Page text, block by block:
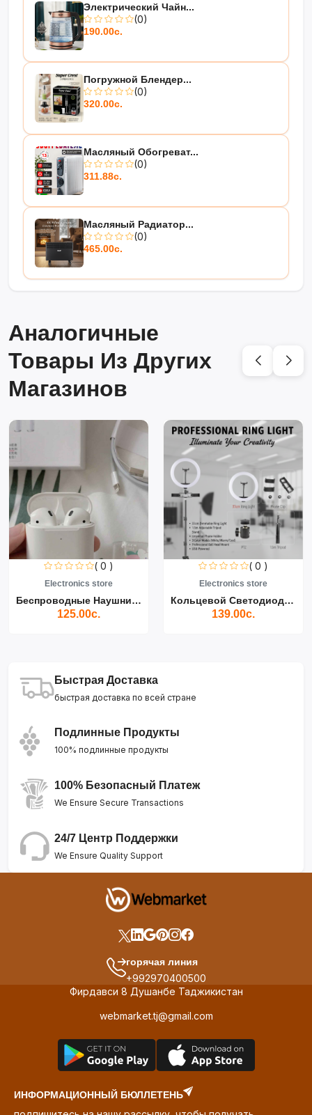
Электрический Чайн...
(0)
190.00с.
Погружной Блендер...
(0)
320.00с.
Масляный Обогреват...
(0)
311.88с.
Масляный Радиатор...
(0)
465.00с.
Аналогичные
Товары Из Других
Магазинов
( 0 )
Electronics store
Беспроводные Наушники Air...
125.00с.
( 0 )
Electronics store
Кольцевой Светодиодный Св...
139.00с.
Быстрая Доставка
быстрая доставка по всей стране
Подлинные Продукты
100% подлинные продукты
100% Безопасный Платеж
We Ensure Secure Transactions
24/7 Центр Поддержки
We Ensure Quality Support
горячая линия
+992970400500
Фирдавси 8 Душанбе Таджикистан
webmarket.tj@gmail.com
ИНФОРМАЦИОННЫЙ БЮЛЛЕТЕНЬ